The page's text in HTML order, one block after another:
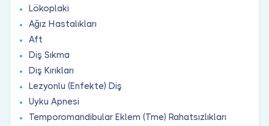
Lökoplaki
Ağız Hastalıkları
Aft
Diş Sıkma
Diş Kırıkları
Lezyonlu (Enfekte) Diş
Uyku Apnesi
Temporomandibular Eklem (Tme) Rahatsızlıkları